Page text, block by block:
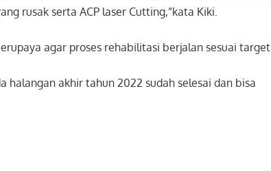
rusak serta ACP laser Cutting,”kata Kiki.
agar proses rehabilitasi berjalan sesuai target.
halangan akhir tahun 2022 sudah selesai dan bisa